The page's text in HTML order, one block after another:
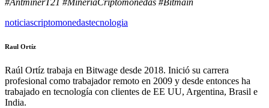
noticiascriptomonedastecnologia
Raul Ortíz
Raúl Ortíz trabaja en Bitwage desde 2018. Inició su carrera
profesional como trabajador remoto en 2009 y desde entonces ha
trabajado en tecnología con clientes de EE UU, Argentina, Brasil e
India.